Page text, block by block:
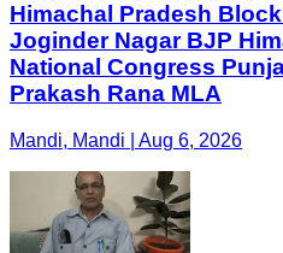
Himachal Pradesh
Joginder Nagar BJP
National Congress
Prakash Rana MLA
Mandi, Mandi | Aug 6, 2026